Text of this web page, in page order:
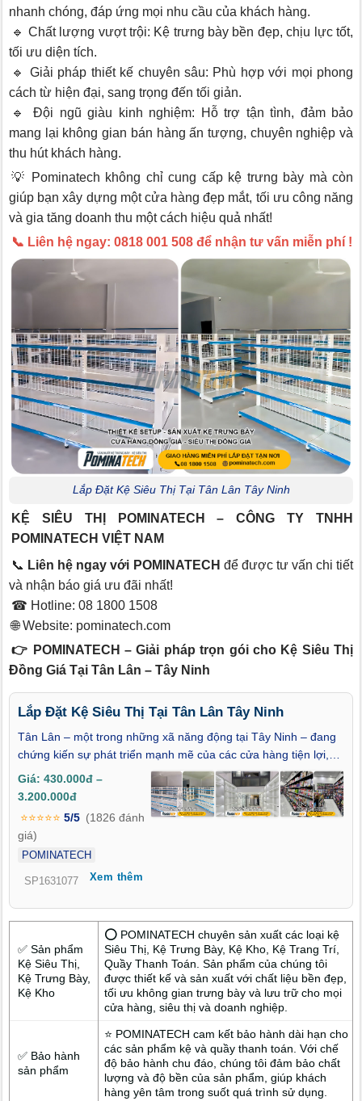
nhanh chóng, đáp ứng mọi nhu cầu của khách hàng.
🔹 Chất lượng vượt trội: Kệ trưng bày bền đẹp, chịu lực tốt,
tối ưu diện tích.
🔹 Giải pháp thiết kế chuyên sâu: Phù hợp với mọi phong
cách từ hiện đại, sang trọng đến tối giản.
🔹 Đội ngũ giàu kinh nghiệm: Hỗ trợ tận tình, đảm bảo
mang lại không gian bán hàng ấn tượng, chuyên nghiệp và
thu hút khách hàng.
💡 Pominatech không chỉ cung cấp kệ trưng bày mà còn
giúp bạn xây dựng một cửa hàng đẹp mắt, tối ưu công năng
và gia tăng doanh thu một cách hiệu quả nhất!
📞 Liên hệ ngay: 0818 001 508 để nhận tư vấn miễn phí !
Lắp Đặt Kệ Siêu Thị Tại Tân Lân Tây Ninh
KỆ SIÊU THỊ POMINATECH – CÔNG TY TNHH
POMINATECH VIỆT NAM
📞 Liên hệ ngay với POMINATECH để được tư vấn chi tiết
và nhận báo giá ưu đãi nhất!
☎ Hotline: 08 1800 1508
🌐 Website: pominatech.com
👉 POMINATECH – Giải pháp trọn gói cho Kệ Siêu Thị
Đồng Giá Tại Tân Lân – Tây Ninh
Lắp Đặt Kệ Siêu Thị Tại Tân Lân Tây Ninh
Tân Lân – một trong những xã năng động tại Tây Ninh – đang
chứng kiến sự phát triển mạnh mẽ của các cửa hàng tiện lợi,
siêu thị mini và mô hình bán lẻ hiện đại. Việc lắp đặt kệ siêu thị
tại Tân Lân – Tây Ninh không chỉ giúp trưng bày hàng hóa gọn
gàng, bắt mắt mà còn nâng cao tính chuyên nghiệp trong vận
hành và dịch vụ khách hàng.
Giá: 430.000đ –
3.200.000đ
⭐⭐⭐⭐⭐ 5/5 (1826 đánh
giá)
POMINATECH
SP1631077 Xem thêm
✅ Sản phẩm
Kệ Siêu Thị,
Kệ Trưng Bày,
Kệ Kho
⭕ POMINATECH chuyên sản xuất các loại kệ
Siêu Thị, Kệ Trưng Bày, Kệ Kho, Kệ Trang Trí,
Quầy Thanh Toán. Sản phẩm của chúng tôi
được thiết kế và sản xuất với chất liệu bền đẹp,
tối ưu không gian trưng bày và lưu trữ cho mọi
cửa hàng, siêu thị và doanh nghiệp.
✅ Bảo hành
sản phẩm
⭐ POMINATECH cam kết bảo hành dài hạn cho
các sản phẩm kệ và quầy thanh toán. Với chế
độ bảo hành chu đáo, chúng tôi đảm bảo chất
lượng và độ bền của sản phẩm, giúp khách
hàng yên tâm trong suốt quá trình sử dụng.